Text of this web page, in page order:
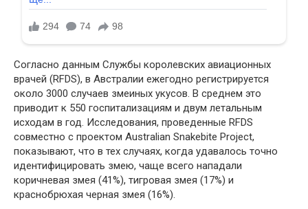
Согласно данным Службы королевских авиационных
врачей (RFDS), в Австралии ежегодно регистрируется
около 3000 случаев змеиных укусов. В среднем это
приводит к 550 госпитализациям и двум летальным
исходам в год. Исследования, проведенные RFDS
совместно с проектом Australian Snakebite Project,
показывают, что в тех случаях, когда удавалось точно
идентифицировать змею, чаще всего нападали
коричневая змея (41%), тигровая змея (17%) и
краснобрюхая черная змея (16%).